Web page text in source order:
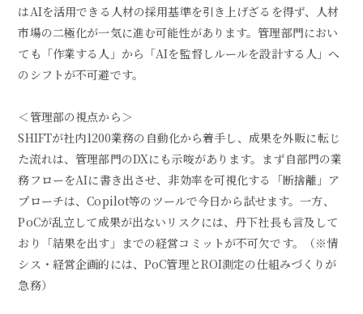
はAIを活用できる人材の採用基準を引き上げざるを得ず、人材
市場の二極化が一気に進む可能性があります。管理部門におい
ても「作業する人」から「AIを監督しルールを設計する人」へ
のシフトが不可避です。
＜管理部の視点から＞
SHIFTが社内1200業務の自動化から着手し、成果を外販に転じ
た流れは、管理部門のDXにも示唆があります。まず自部門の業
務フローをAIに書き出させ、非効率を可視化する「断捨離」ア
プローチは、Copilot等のツールで今日から試せます。一方、
PoCが乱立して成果が出ないリスクには、丹下社長も言及して
おり「結果を出す」までの経営コミットが不可欠です。（※情
シス・経営企画的には、PoC管理とROI測定の仕組みづくりが
急務）